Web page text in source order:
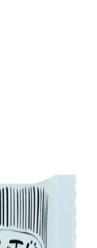
seçenekler
Teknikleri